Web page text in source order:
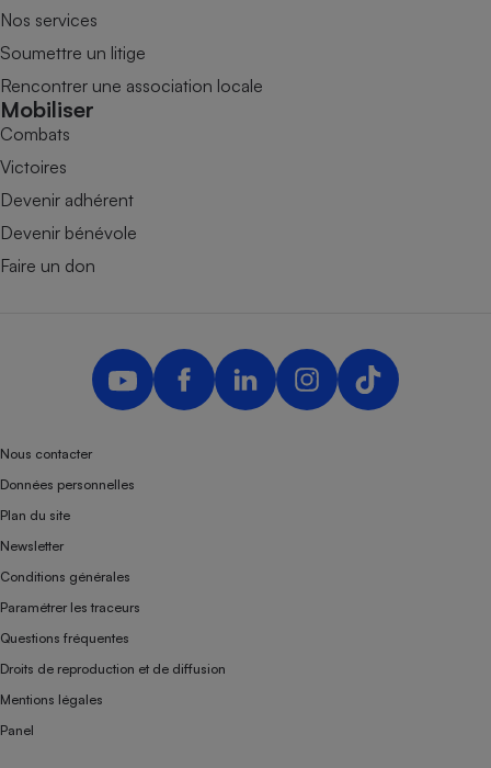
Nos services
Soumettre un litige
Rencontrer une association locale
Mobiliser
Combats
Victoires
Devenir adhérent
Devenir bénévole
Faire un don
Nous contacter
Données personnelles
Plan du site
Newsletter
Conditions générales
Paramétrer les traceurs
Questions fréquentes
Droits de reproduction et de diffusion
Mentions légales
Panel